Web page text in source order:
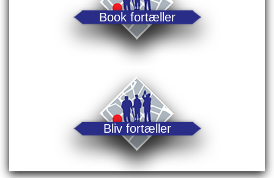
Book fortæller
Bliv fortæller